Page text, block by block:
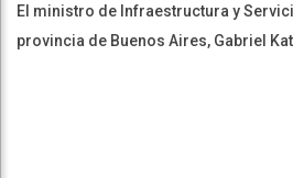
El ministro de Infraestructura y
provincia de Buenos Aires, Gabriel